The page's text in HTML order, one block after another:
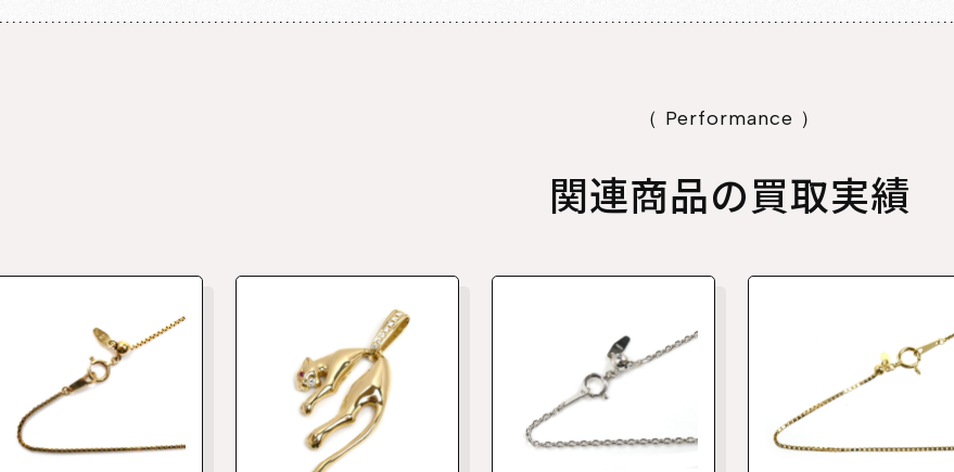
（ Performance ）
関連商品の買取実績